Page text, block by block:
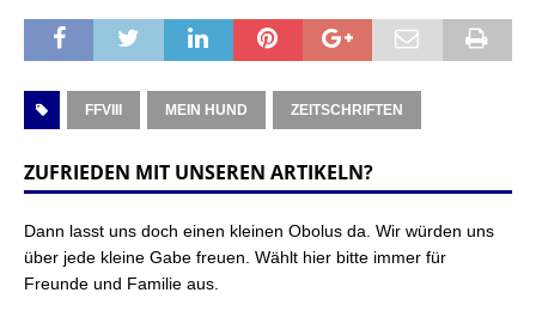
FFVIII MEIN HUND ZEITSCHRIFTEN
ZUFRIEDEN MIT UNSEREN ARTIKELN?
Dann lasst uns doch einen kleinen Obolus da. Wir würden uns
über jede kleine Gabe freuen. Wählt hier bitte immer für
Freunde und Familie aus.